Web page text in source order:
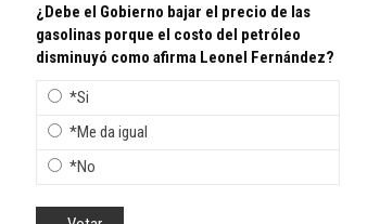
¿Debe el Gobierno bajar el precio de las
gasolinas porque el costo del petróleo
disminuyó como afirma Leonel Fernández?
*Si
*Me da igual
*No